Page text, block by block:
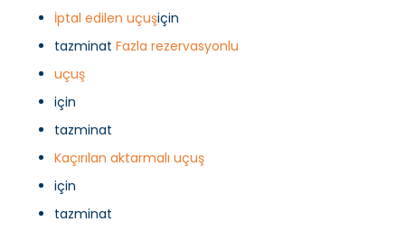
İptal edilen uçuşiçin
tazminat Fazla rezervasyonlu
uçuş
için
tazminat
Kaçırılan aktarmalı uçuş
için
tazminat